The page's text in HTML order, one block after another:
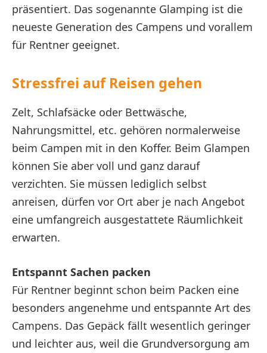
präsentiert. Das sogenannte Glamping ist die
neueste Generation des Campens und vorallem
für Rentner geeignet.
Stressfrei auf Reisen gehen
Zelt, Schlafsäcke oder Bettwäsche,
Nahrungsmittel, etc. gehören normalerweise
beim Campen mit in den Koffer. Beim Glampen
können Sie aber voll und ganz darauf
verzichten. Sie müssen lediglich selbst
anreisen, dürfen vor Ort aber je nach Angebot
eine umfangreich ausgestattete Räumlichkeit
erwarten.
Entspannt Sachen packen
Für Rentner beginnt schon beim Packen eine
besonders angenehme und entspannte Art des
Campens. Das Gepäck fällt wesentlich geringer
und leichter aus, weil die Grundversorgung am